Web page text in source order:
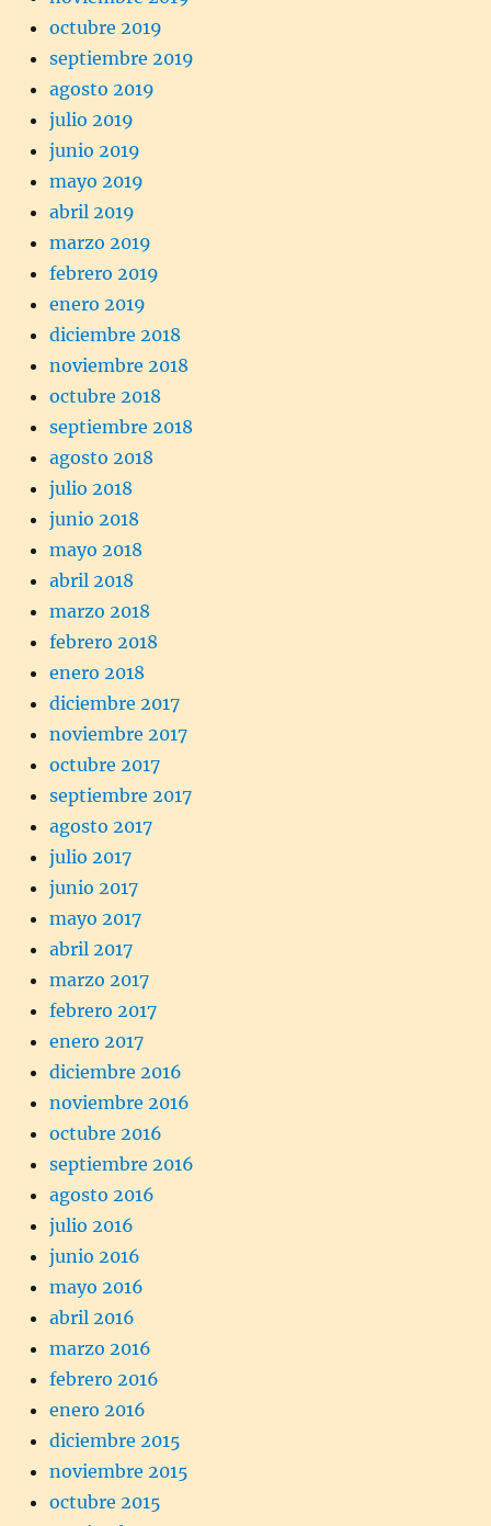
octubre 2019
septiembre 2019
agosto 2019
julio 2019
junio 2019
mayo 2019
abril 2019
marzo 2019
febrero 2019
enero 2019
diciembre 2018
noviembre 2018
octubre 2018
septiembre 2018
agosto 2018
julio 2018
junio 2018
mayo 2018
abril 2018
marzo 2018
febrero 2018
enero 2018
diciembre 2017
noviembre 2017
octubre 2017
septiembre 2017
agosto 2017
julio 2017
junio 2017
mayo 2017
abril 2017
marzo 2017
febrero 2017
enero 2017
diciembre 2016
noviembre 2016
octubre 2016
septiembre 2016
agosto 2016
julio 2016
junio 2016
mayo 2016
abril 2016
marzo 2016
febrero 2016
enero 2016
diciembre 2015
noviembre 2015
octubre 2015